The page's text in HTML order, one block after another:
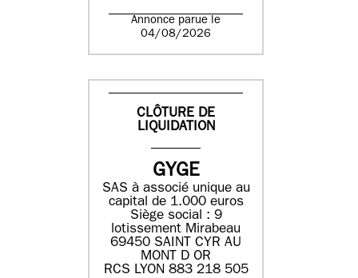
Annonce parue le
04/08/2026
CLÔTURE DE
LIQUIDATION
GYGE
SAS à associé unique au
capital de 1.000 euros
Siège social : 9
lotissement Mirabeau
69450 SAINT CYR AU
MONT D OR
RCS LYON 883 218 505